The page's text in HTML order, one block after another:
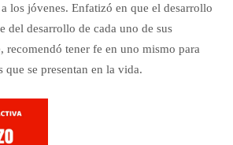
los jóvenes. Enfatizó en que el desarrollo
del desarrollo de cada uno de sus
recomendó tener fe en uno mismo para
que se presentan en la vida.